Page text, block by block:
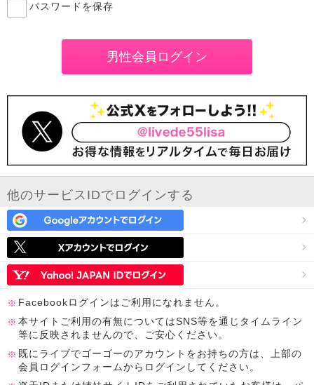
パスワードを保存
他のサービスIDでログインする
Facebookログインはご利用になれません。
本サイトご利用の有無についてはSNS等を通じタイムライン
等に反映されませんので、ご安心ください。
既にライブでゴーゴーのアカウントをお持ちの方は、上部の
会員ログインフォームからログインしてください。